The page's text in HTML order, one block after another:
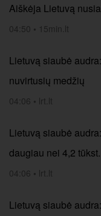
Aiškėja Lietuvą
04:50 • 15min.lt
Lietuvą siaubė
nuvirtusių medžių
04:06 • lrt.lt
Lietuvą siaubė
daugiau nei 4,2
04:06 • lrt.lt
Lietuvą siaubė